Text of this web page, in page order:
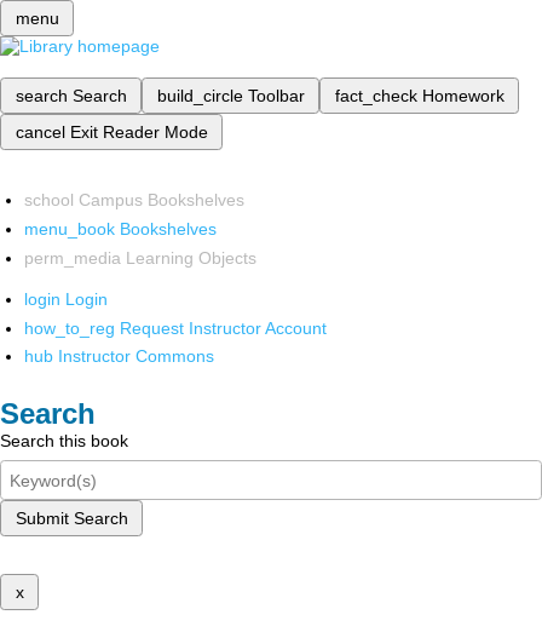
menu
search Search build_circle Toolbar fact_check Homework
cancel Exit Reader Mode
school Campus Bookshelves
menu_book Bookshelves
perm_media Learning Objects
login Login
how_to_reg Request Instructor Account
hub Instructor Commons
Search
Search this book
Submit Search
x